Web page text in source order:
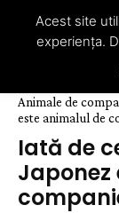
Animale de
este animalul de
Iată de
Acest site
experiența.